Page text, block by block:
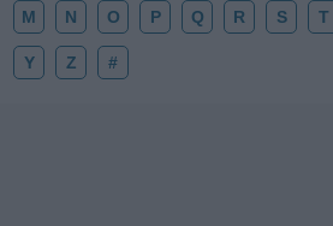
M N O P Q R S T
Y Z #